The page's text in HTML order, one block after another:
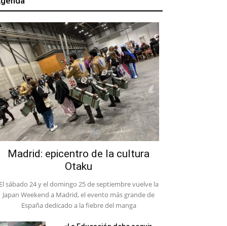
Madrid: epicentro de la cultura
Otaku
sábado 24 y el domingo 25 de septiembre vuelve la
Japan Weekend a Madrid, el evento más grande de
España dedicado a la fiebre del manga